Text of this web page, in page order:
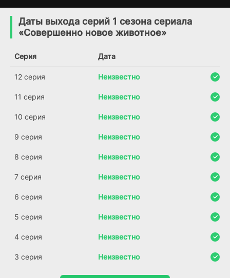
(2025)
Даты выхода серий 1 сезона сериала
«Совершенно новое животное»
Серия Дата
12 серия Неизвестно
11 серия Неизвестно
10 серия Неизвестно
9 серия Неизвестно
8 серия Неизвестно
7 серия Неизвестно
6 серия Неизвестно
5 серия Неизвестно
4 серия Неизвестно
3 серия Неизвестно